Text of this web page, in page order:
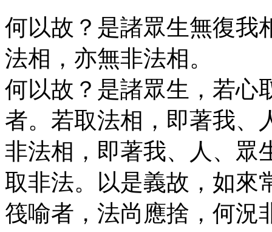
何以故？是諸眾生無復我
法相，亦無非法相。
何以故？是諸眾生，若心
者。若取法相，即著我、
非法相，即著我、人、眾
取非法。以是義故，如來
筏喻者，法尚應捨，何況